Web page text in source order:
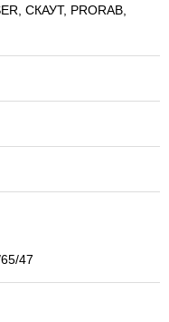
СКАУТ, PRORAB,
47